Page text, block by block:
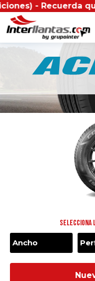
que si
Selecciona